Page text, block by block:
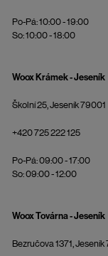
Po-Pá: 10:00 - 19:00
So: 10:00 - 18:00
Woox Krámek - Jeseník
Školní 25, Jeseník 79001
+420 725 222 125
Po-Pá: 09:00 - 17:00
So: 09:00 - 12:00
Woox Továrna - Jeseník
Bezručova 1371, Jeseník